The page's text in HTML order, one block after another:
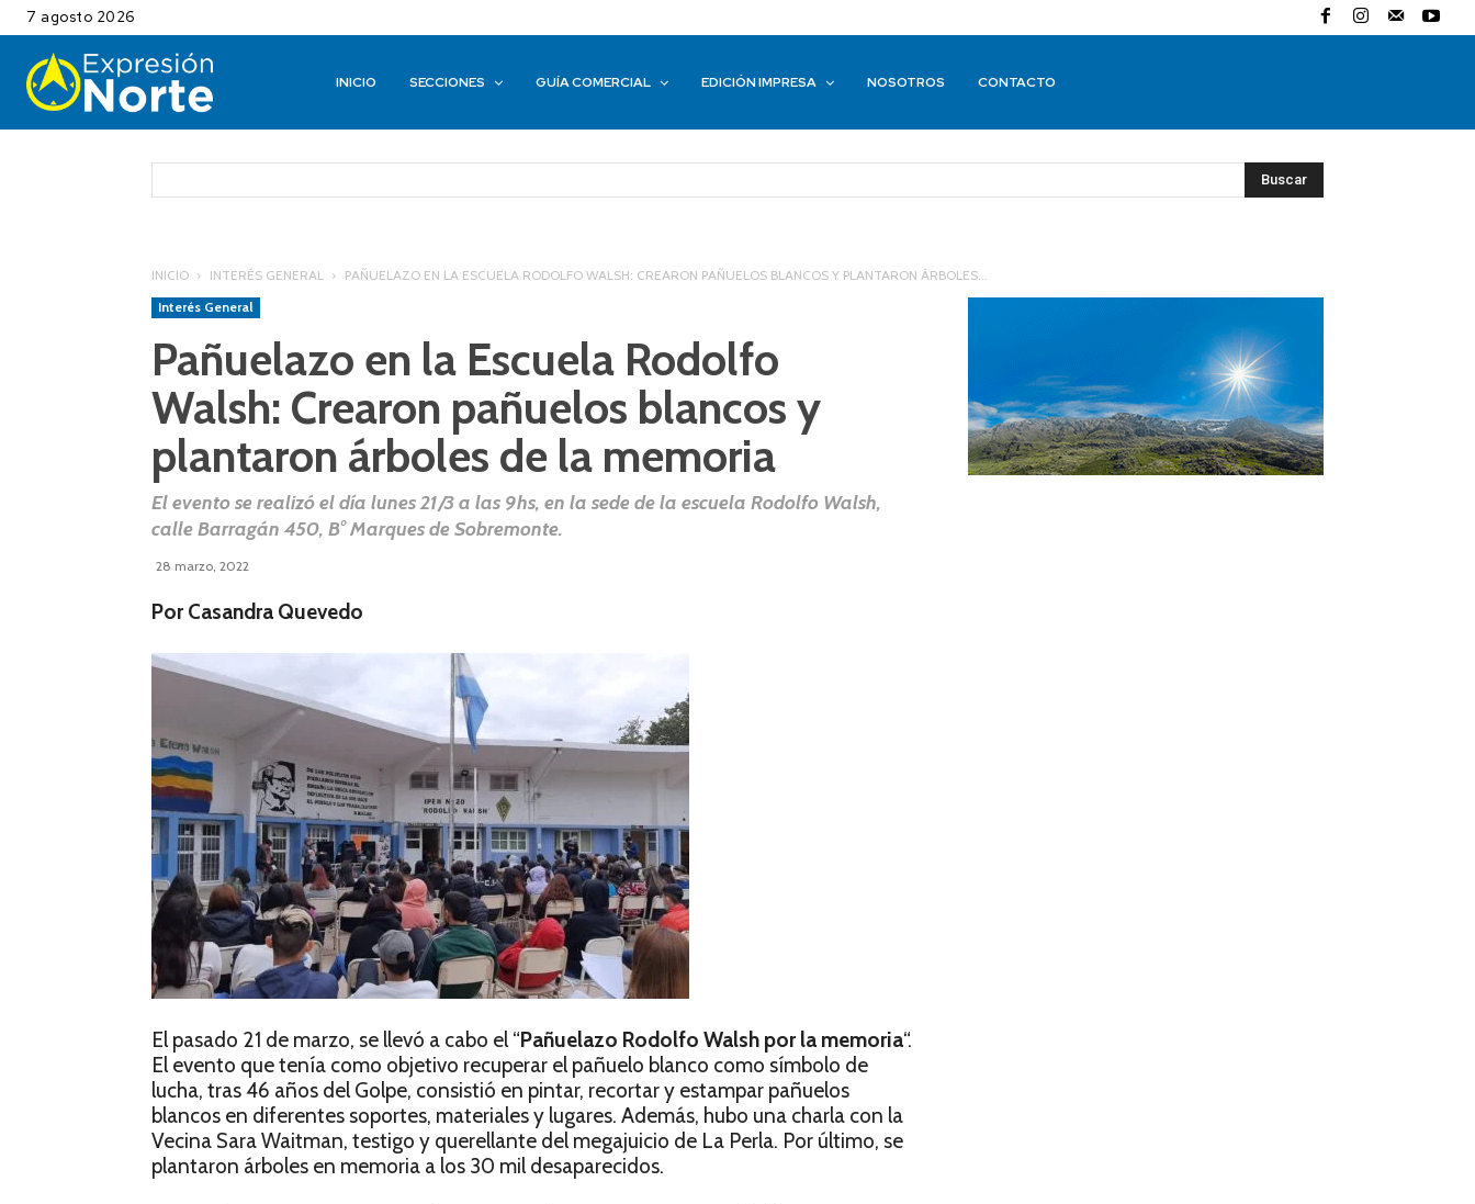
7 agosto 2026
INICIO SECCIONES GUÍA COMERCIAL EDICIÓN IMPRESA NOSOTROS CONTACTO
Buscar
INICIO INTERÉS GENERAL
PAÑUELAZO EN LA ESCUELA RODOLFO WALSH: CREARON PAÑUELOS BLANCOS Y PLANTARON ÁRBOLES...
Interés General
Pañuelazo en la Escuela Rodolfo
Walsh: Crearon pañuelos blancos y
plantaron árboles de la memoria
El evento se realizó el día lunes 21/3 a las 9hs, en la sede de la escuela Rodolfo Walsh,
calle Barragán 450, B° Marques de Sobremonte.
28 marzo, 2022
Por Casandra Quevedo
El pasado 21 de marzo, se llevó a cabo el “Pañuelazo Rodolfo Walsh por la memoria“.
El evento que tenía como objetivo recuperar el pañuelo blanco como símbolo de
lucha, tras 46 años del Golpe, consistió en pintar, recortar y estampar pañuelos
blancos en diferentes soportes, materiales y lugares. Además, hubo una charla con la
Vecina Sara Waitman, testigo y querellante del megajuicio de La Perla. Por último, se
plantaron árboles en memoria a los 30 mil desaparecidos.